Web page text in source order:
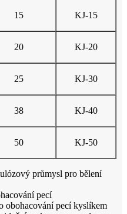
15 KJ-15
20 KJ-20
25 KJ-30
38 KJ-40
50 KJ-50
průmysl pro bělení
pecí
obohacování pecí kyslíkem